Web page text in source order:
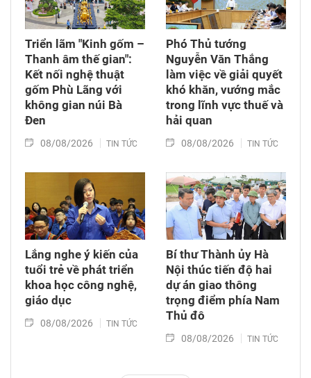
Triển lãm "Kinh gốm –
Thanh âm thế gian":
Kết nối nghệ thuật
gốm Phù Lãng với
không gian núi Bà
Đen
08/08/2026 TIN TỨC
Phó Thủ tướng
Nguyễn Văn Thắng
làm việc về giải quyết
khó khăn, vướng mắc
trong lĩnh vực thuế và
hải quan
08/08/2026 TIN TỨC
Lắng nghe ý kiến của
tuổi trẻ về phát triển
khoa học công nghệ,
giáo dục
08/08/2026 TIN TỨC
Bí thư Thành ủy Hà
Nội thúc tiến độ hai
dự án giao thông
trọng điểm phía Nam
Thủ đô
08/08/2026 TIN TỨC